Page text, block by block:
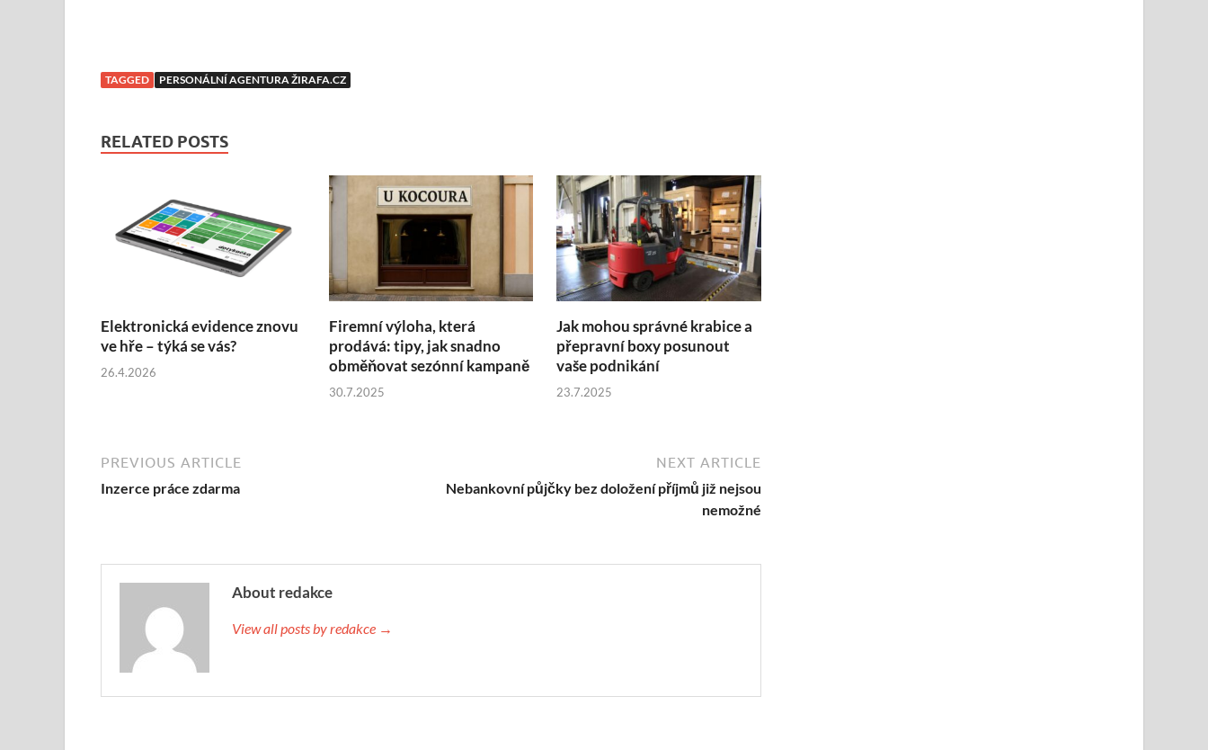
TAGGED PERSONÁLNÍ AGENTURA ŽIRAFA.CZ
RELATED POSTS
Elektronická evidence znovu
ve hře – týká se vás?
26.4.2026
Firemní výloha, která
prodává: tipy, jak snadno
obměňovat sezónní kampaně
30.7.2025
Jak mohou správné krabice a
přepravní boxy posunout
vaše podnikání
23.7.2025
PREVIOUS ARTICLE
Inzerce práce zdarma
NEXT ARTICLE
Nebankovní půjčky bez doložení příjmů již nejsou
nemožné
About redakce
View all posts by redakce →